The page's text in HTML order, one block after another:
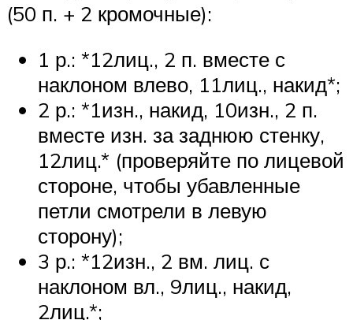
(50 п. + 2 кромочные):
1 р.: *12лиц., 2 п. вместе с
наклоном влево, 11лиц., накид*;
2 р.: *1изн., накид, 10изн., 2 п.
вместе изн. за заднюю стенку,
12лиц.* (проверяйте по лицевой
стороне, чтобы убавленные
петли смотрели в левую
сторону);
3 р.: *12изн., 2 вм. лиц. с
наклоном вл., 9лиц., накид,
2лиц.*;